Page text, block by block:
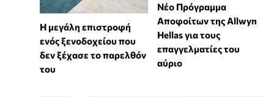
Η μεγάλη επιστροφή
ενός ξενοδοχείου που
δεν ξέχασε το παρελθόν
του
Νέο Πρόγραμμα
Αποφοίτων της Allwyn
Hellas για τους
επαγγελματίες του
αύριο